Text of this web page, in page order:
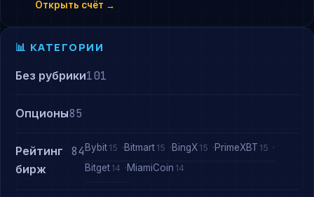
Открыть счёт →
📊 КАТЕГОРИИ
Без рубрики101
Опционы85
Рейтинг
бирж
84 Bybit 15 Bitmart 15 BingX 15 PrimeXBT 15
Bitget 14 MiamiCoin 14